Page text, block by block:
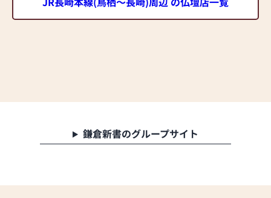
鎌倉新書のグループサイト